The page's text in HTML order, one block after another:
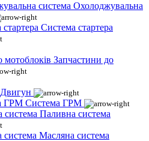
Охолоджувальна
Система стартера
Запчастини до
Двигун
Система ГРМ
Паливна система
Масляна система